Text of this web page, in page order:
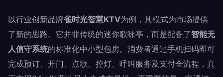
以行业创新品牌雀时光智慧KTV为例，其模式为市场提供
了新的思路。它并非传统的迷你歌咏亭，而是配备了智能无
人值守系统的标准化中小型包房。消费者通过手机扫码即可
完成预订、开门、点歌、控灯、呼叫服务及支付全流程，真